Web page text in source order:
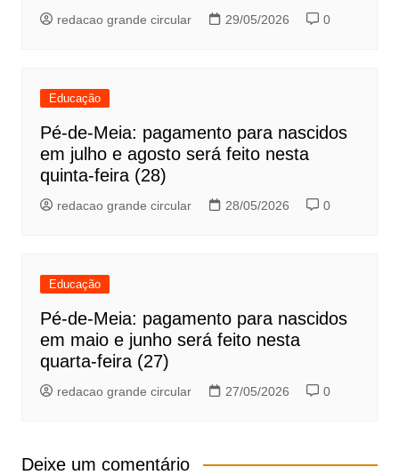
redacao grande circular 29/05/2026 0
Educação
Pé-de-Meia: pagamento para nascidos
em julho e agosto será feito nesta
quinta-feira (28)
redacao grande circular 28/05/2026 0
Educação
Pé-de-Meia: pagamento para nascidos
em maio e junho será feito nesta
quarta-feira (27)
redacao grande circular 27/05/2026 0
Deixe um comentário